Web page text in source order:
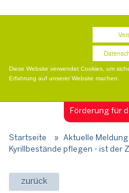
Diese Website verwendet Cookies, um
Erfahrung auf unserer Website machen.
Förderung für
Startseite » Aktuelle
Kyrillbestände pflegen - ist der
zurück